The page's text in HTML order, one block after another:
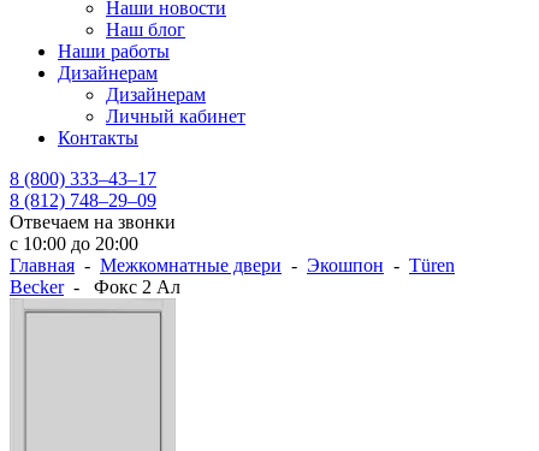
Наши новости
Наш блог
Наши работы
Дизайнерам
Дизайнерам
Личный кабинет
Контакты
8 (800) 333–43–17
8 (812) 748–29–09
Отвечаем на звонки
с 10:00 до 20:00
Главная - Межкомнатные двери - Экошпон - Türen
Becker- Фокс 2 Ал